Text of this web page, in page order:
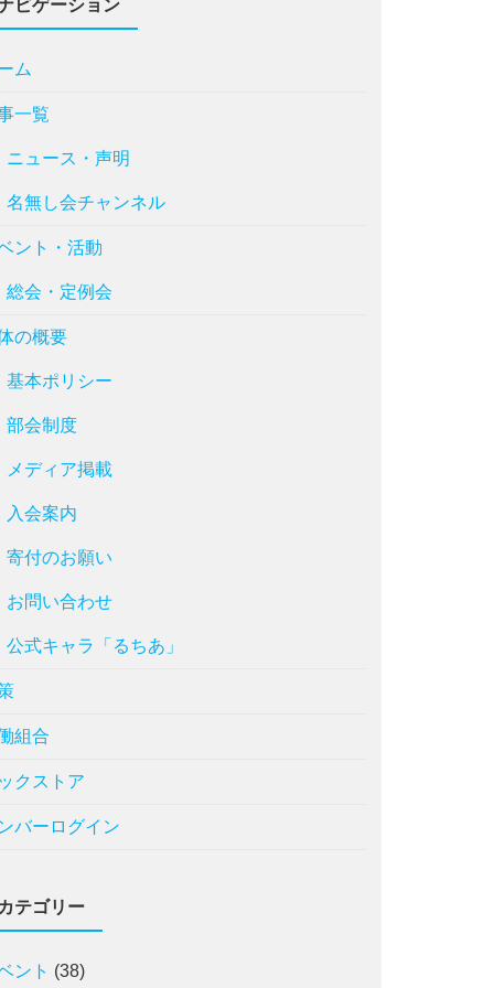
ビゲーション
ム
一覧
ニュース・声明
名無し会チャンネル
ント・活動
総会・定例会
の概要
基本ポリシー
部会制度
メディア掲載
入会案内
寄付のお願い
お問い合わせ
公式キャラ「るちあ」
組合
クストア
バーログイン
カテゴリー
ント (38)